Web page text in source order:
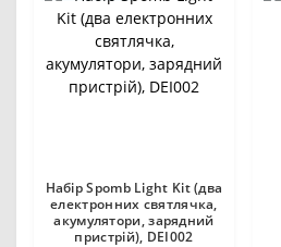
Набір Spomb Light Kit (два
електронних святлячка,
акумулятори, зарядний
пристрій), DEI002